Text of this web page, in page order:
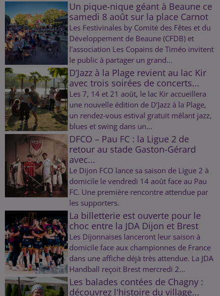
Un pique-nique géant à Beaune ce
samedi 8 août sur la place Carnot
Les Festivinales by Comité des Fêtes et du
Développement de Beaune (CFDB) et
l'association Les Copains de Timéo invitent
le public à partager un grand...
D’Jazz à la Plage revient au lac Kir
avec trois soirées de concerts...
Les 7, 14 et 21 août, le lac Kir accueillera
une nouvelle édition de D’Jazz à la Plage,
un rendez-vous estival gratuit mêlant jazz,
blues et swing dans un...
DFCO – Pau FC : la Ligue 2 de
retour au stade Gaston-Gérard
avec...
Le Dijon FCO lance sa saison de Ligue 2 à
domicile le vendredi 14 août face au Pau
FC. Une première rencontre attendue par
les supporters.
La billetterie est ouverte pour le
choc entre la JDA Dijon et Brest
Les Dijonnaises lanceront leur saison à
domicile face aux championnes de France
dans une affiche déjà très attendue. La JDA
Handball reçoit Brest mercredi 2...
Les balades contées de Chagny :
découvrez l'histoire du village...